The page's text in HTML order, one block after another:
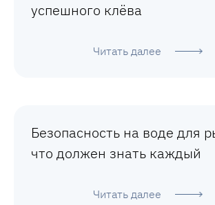
успешного клёва
Читать далее
Безопасность на воде для
что должен знать каждый
Читать далее